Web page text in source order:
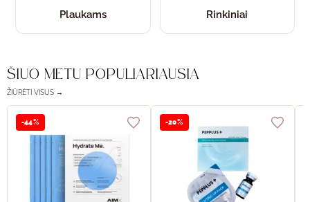
Plaukams Rinkiniai
ŠIUO METU POPULIARIAUSIA
ŽIŪRĖTI VISUS →
-44% -20%